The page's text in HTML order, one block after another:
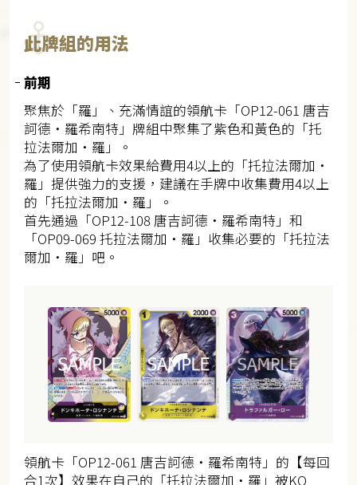
此牌組的用法
前期
聚焦於「羅」、充滿情誼的領航卡「OP12-061 唐吉
訶德・羅希南特」牌組中聚集了紫色和黃色的「托
拉法爾加・羅」。
為了使用領航卡效果給費用4以上的「托拉法爾加・
羅」提供強力的支援，建議在手牌中收集費用4以上
的「托拉法爾加・羅」。
首先通過「OP12-108 唐吉訶德・羅希南特」和
「OP09-069 托拉法爾加・羅」收集必要的「托拉法
爾加・羅」吧。
領航卡「OP12-061 唐吉訶德・羅希南特」的【每回
合1次】效果在自己的「托拉法爾加・羅」被KO